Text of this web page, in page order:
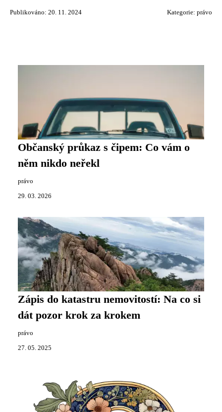
Publikováno: 20. 11. 2024 Kategorie: právo
Občanský průkaz s čipem: Co vám o
něm nikdo neřekl
právo
29. 03. 2026
Zápis do katastru nemovitostí: Na co si
dát pozor krok za krokem
právo
27. 05. 2025